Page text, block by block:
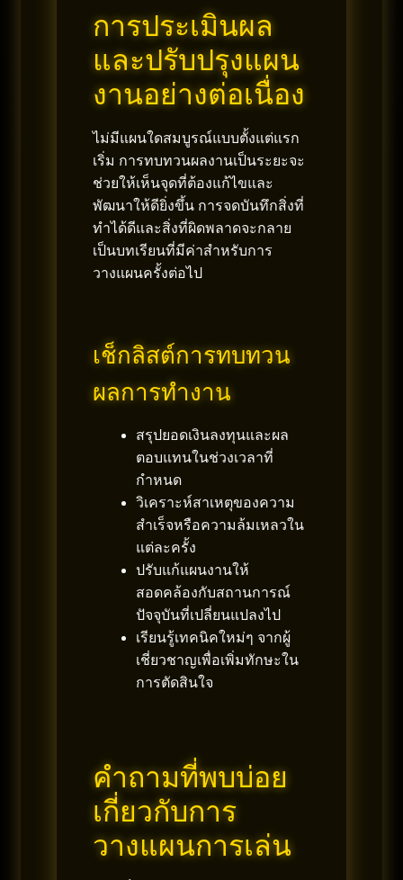
การประเมินผล
และปรับปรุงแผน
งานอย่างต่อเนื่อง
ไม่มีแผนใดสมบูรณ์แบบตั้งแต่แรก
เริ่ม การทบทวนผลงานเป็นระยะจะ
ช่วยให้เห็นจุดที่ต้องแก้ไขและ
พัฒนาให้ดียิ่งขึ้น การจดบันทึกสิ่งที่
ทำได้ดีและสิ่งที่ผิดพลาดจะกลาย
เป็นบทเรียนที่มีค่าสำหรับการ
วางแผนครั้งต่อไป
เช็กลิสต์การทบทวน
ผลการทำงาน
สรุปยอดเงินลงทุนและผล
ตอบแทนในช่วงเวลาที่
กำหนด
วิเคราะห์สาเหตุของความ
สำเร็จหรือความล้มเหลวใน
แต่ละครั้ง
ปรับแก้แผนงานให้
สอดคล้องกับสถานการณ์
ปัจจุบันที่เปลี่ยนแปลงไป
เรียนรู้เทคนิคใหม่ๆ จากผู้
เชี่ยวชาญเพื่อเพิ่มทักษะใน
การตัดสินใจ
คำถามที่พบบ่อย
เกี่ยวกับการ
วางแผนการเล่น